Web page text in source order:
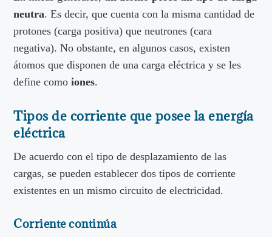
neutra. Es decir, que cuenta con la misma cantidad de
protones (carga positiva) que neutrones (cara
negativa). No obstante, en algunos casos, existen
átomos que disponen de una carga eléctrica y se les
define comoiones.
Tipos de corriente que posee la energía
eléctrica
De acuerdo con el tipo de desplazamiento de las
cargas, se pueden establecer dos tipos de corriente
existentes en un mismo circuito de electricidad.
Corriente continúa